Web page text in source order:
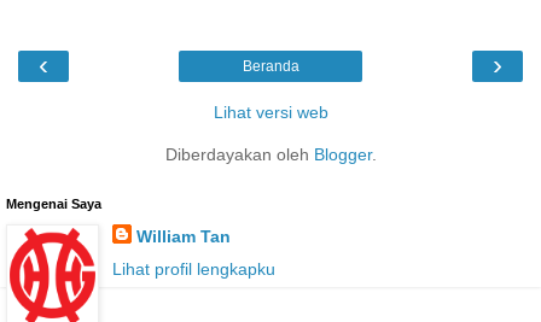
‹ ›
Beranda
Lihat versi web
Diberdayakan oleh Blogger.
Mengenai Saya
William Tan
Lihat profil lengkapku